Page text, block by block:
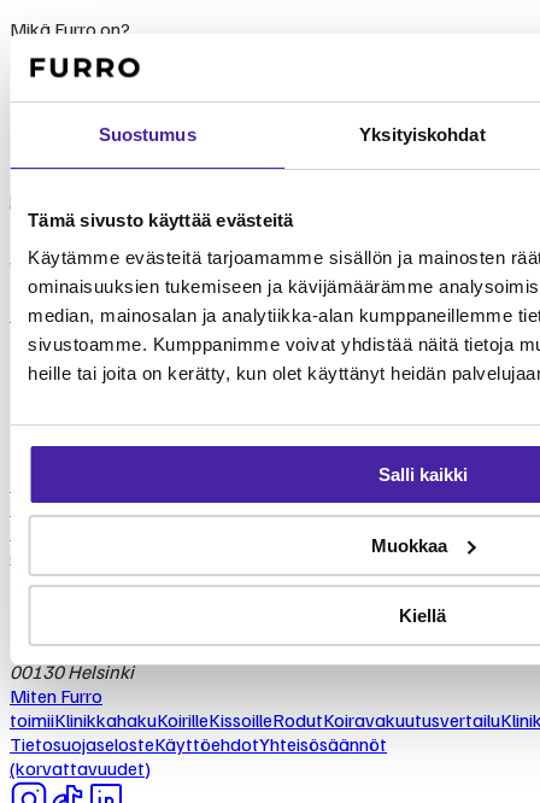
Suostumus Yksityiskohdat
Tämä sivusto käyttää evästeitä
Käytämme evästeitä tarjoamamme sisällön ja mainosten
ominaisuuksien tukemiseen ja kävijämäärämme
median, mainosalan ja analytiikka-alan kumppaneillemme
sivustoamme. Kumppanimme voivat yhdistää näitä tietoja
heille tai joita on kerätty, kun olet käyttänyt heidän
Salli kaikki
Muokkaa
Kiellä
Mikä Furro on?
Furro on vaihtoehto
lemmikkivakuutukselle
Furro ei ole lemmikkivakuutus. Se on nykyaikainen vaihtoehto,
jolla turvaat koirasi tai kissasi keskimäärin puolet edullisemmin.
vastaan.
Lue lisää Furrosta
Laske hintasi
FURRO
Eteläesplanadi 2
00130 Helsinki
Etusivu
toimiiKlinikkahakuKoirilleKissoilleRodutKoiravakuutusvertailu
(korvattavuudet)
Eteläesplanadi 2
00130 Helsinki
Miten Furro
toimiiKlinikkahakuKoirilleKissoilleRodutKoiravakuutusvertailu
TietosuojaselosteKäyttöehdotYhteisösäännöt
(korvattavuudet)